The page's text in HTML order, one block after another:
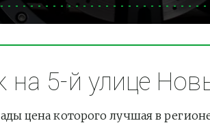
5-й улице
цена которого лучшая в